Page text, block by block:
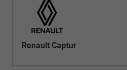
Renault Captur